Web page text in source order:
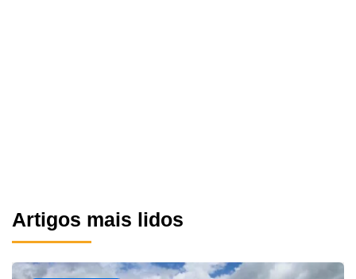
Artigos mais lidos